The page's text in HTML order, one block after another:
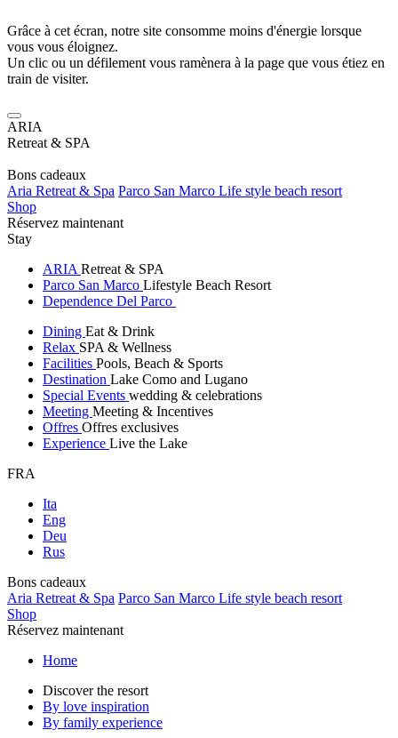
Grâce à cet écran, notre site consomme moins d'énergie lorsque
vous vous éloignez.
Un clic ou un défilement vous ramènera à la page que vous étiez en
train de visiter.
ARIA
Retreat & SPA
Bons cadeaux
Aria Retreat & Spa Parco San Marco Life style beach resort
Shop
Réservez maintenant
Stay
ARIA Retreat & SPA
Parco San Marco Lifestyle Beach Resort
Dependence Del Parco
Dining Eat & Drink
Relax SPA & Wellness
Facilities Pools, Beach & Sports
Destination Lake Como and Lugano
Special Events wedding & celebrations
Meeting Meeting & Incentives
Offres Offres exclusives
Experience Live the Lake
FRA
Ita
Eng
Deu
Rus
Bons cadeaux
Aria Retreat & Spa Parco San Marco Life style beach resort
Shop
Réservez maintenant
Home
Discover the resort
By love inspiration
By family experience